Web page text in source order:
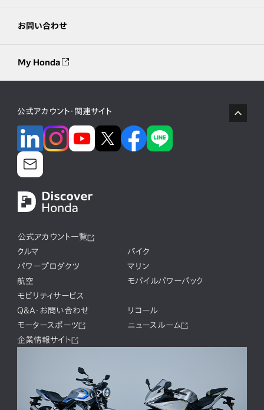
お問い合わせ
My Honda
公式アカウント・関連サイト
公式アカウント一覧
クルマ
バイク
パワープロダクツ
マリン
航空
モバイルパワーパック
モビリティサービス
Q&A・お問い合わせ
リコール
モータースポーツ
ニュースルーム
企業情報サイト